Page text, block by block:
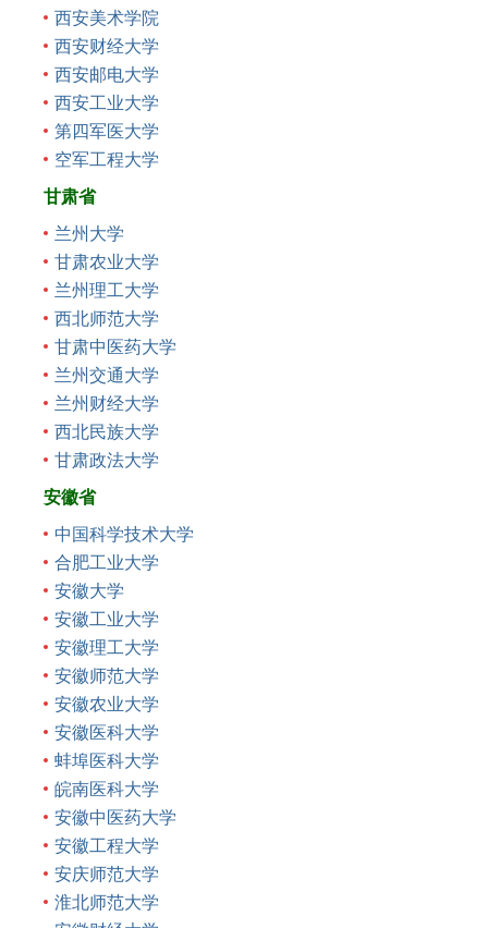
西安美术学院
西安财经大学
西安邮电大学
西安工业大学
第四军医大学
空军工程大学
甘肃省
兰州大学
甘肃农业大学
兰州理工大学
西北师范大学
甘肃中医药大学
兰州交通大学
兰州财经大学
西北民族大学
甘肃政法大学
安徽省
中国科学技术大学
合肥工业大学
安徽大学
安徽工业大学
安徽理工大学
安徽师范大学
安徽农业大学
安徽医科大学
蚌埠医科大学
皖南医科大学
安徽中医药大学
安徽工程大学
安庆师范大学
淮北师范大学